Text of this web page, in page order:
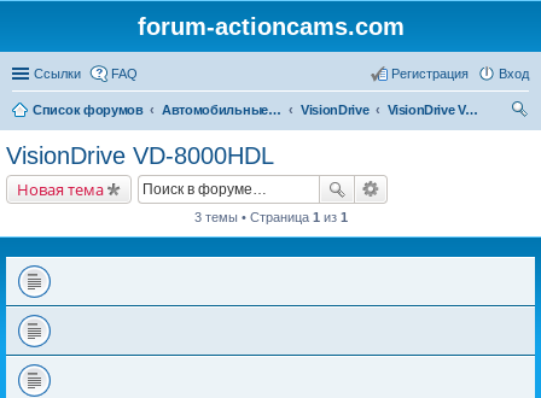
forum-actioncams.com
Ссылки FAQ Вход
Регистрация
Список форумов Автомобильные видеорегистраторы VisionDrive
VisionDrive VD-8000HDL
VisionDrive VD-8000HDL
Новая тема
3 темы • Страница 1 из 1